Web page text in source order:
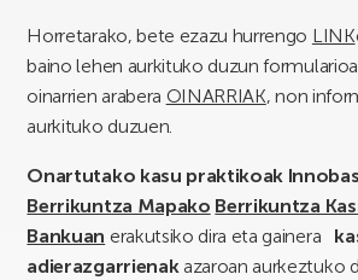
Horretarako, bete ezazu hurrengo LINK
baino lehen aurkituko duzun
oinarrien arabera OINARRIAK, non
aurkituko duzuen.
Onartutako kasu praktikoak
Berrikuntza Mapako Berrikuntza
Bankuan erakutsiko dira eta gainera
adierazgarrienakazaroan aurkeztuko